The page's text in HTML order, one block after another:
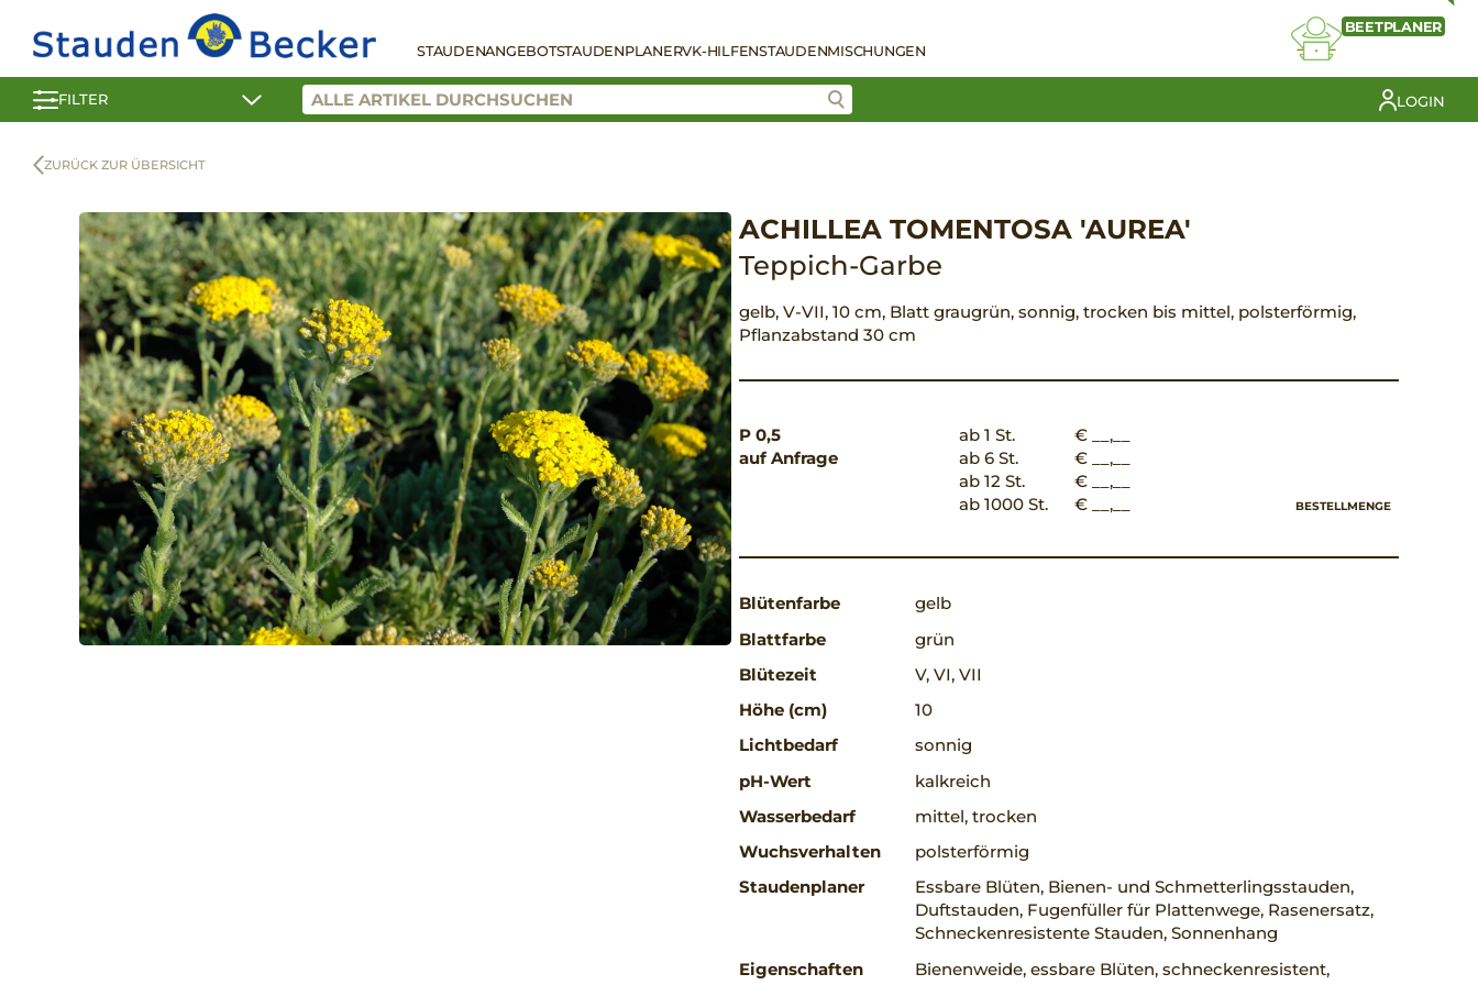
STAUDENANGEBOTSTAUDENPLANERVK-HILFENSTAUDENMISCHUNGEN
BEETPLANER
FILTER LOGIN
ZURÜCK ZUR ÜBERSICHT
ACHILLEA TOMENTOSA 'AUREA'
Teppich-Garbe
gelb, V-VII, 10 cm, Blatt graugrün, sonnig, trocken bis mittel, polsterförmig,
Pflanzabstand 30 cm
P 0,5
auf Anfrage
ab 1 St.
€ __,__
ab 6 St.
€ __,__
ab 12 St.
€ __,__
ab 1000 St.
€ __,__ BESTELLMENGE
Blütenfarbe
gelb
Blattfarbe
grün
Blütezeit
V, VI, VII
Höhe (cm)
10
Lichtbedarf
sonnig
pH-Wert
kalkreich
Wasserbedarf
mittel, trocken
Wuchsverhalten
polsterförmig
Staudenplaner
Essbare Blüten, Bienen- und Schmetterlingsstauden,
Duftstauden, Fugenfüller für Plattenwege, Rasenersatz,
Schneckenresistente Stauden, Sonnenhang
Eigenschaften
Bienenweide, essbare Blüten, schneckenresistent,